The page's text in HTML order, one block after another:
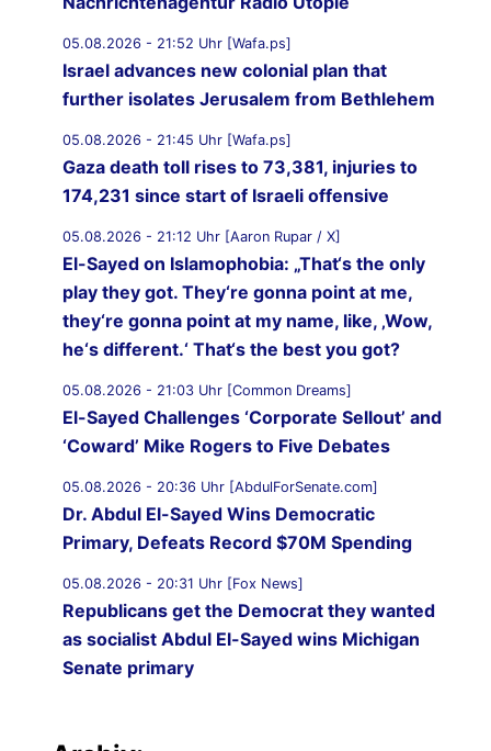
05.08.2026 - 21:52 Uhr [Wafa.ps]
Israel advances new colonial plan that
further isolates Jerusalem from Bethlehem
05.08.2026 - 21:45 Uhr [Wafa.ps]
Gaza death toll rises to 73,381, injuries to
174,231 since start of Israeli offensive
05.08.2026 - 21:12 Uhr [Aaron Rupar / X]
El-Sayed on Islamophobia: „That‘s the only
play they got. They‘re gonna point at me,
they‘re gonna point at my name, like, ‚Wow,
he‘s different.‘ That‘s the best you got?
05.08.2026 - 21:03 Uhr [Common Dreams]
El-Sayed Challenges ‘Corporate Sellout’ and
‘Coward’ Mike Rogers to Five Debates
05.08.2026 - 20:36 Uhr [AbdulForSenate.com]
Dr. Abdul El-Sayed Wins Democratic
Primary, Defeats Record $70M Spending
05.08.2026 - 20:31 Uhr [Fox News]
Republicans get the Democrat they wanted
as socialist Abdul El-Sayed wins Michigan
Senate primary